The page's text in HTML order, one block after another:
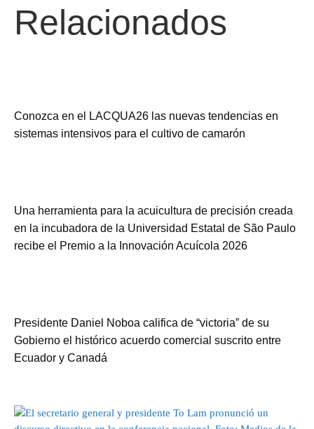
Relacionados
Conozca en el LACQUA26 las nuevas tendencias en
sistemas intensivos para el cultivo de camarón
Una herramienta para la acuicultura de precisión creada
en la incubadora de la Universidad Estatal de São Paulo
recibe el Premio a la Innovación Acuícola 2026
Presidente Daniel Noboa califica de “victoria” de su
Gobierno el histórico acuerdo comercial suscrito entre
Ecuador y Canadá